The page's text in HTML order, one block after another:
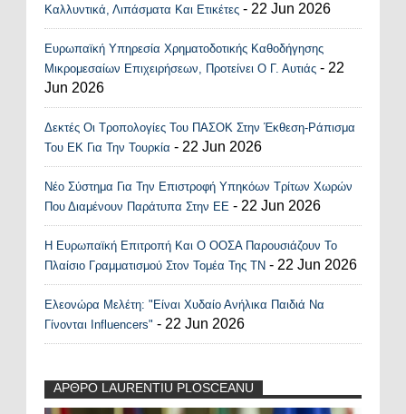
Καλλυντικά, Λιπάσματα Και Ετικέτες - 22 Jun 2026
Ευρωπαϊκή Υπηρεσία Χρηματοδοτικής Καθοδήγησης
Μικρομεσαίων Επιχειρήσεων, Προτείνει Ο Γ. Αυτιάς - 22
Jun 2026
Δεκτές Οι Τροπολογίες Του ΠΑΣΟΚ Στην Έκθεση-Ράπισμα
Του ΕΚ Για Την Τουρκία - 22 Jun 2026
Νέο Σύστημα Για Την Επιστροφή Υπηκόων Τρίτων Χωρών
Που Διαμένουν Παράτυπα Στην ΕΕ - 22 Jun 2026
Η Ευρωπαϊκή Επιτροπή Και Ο ΟΟΣΑ Παρουσιάζουν Το
Πλαίσιο Γραμματισμού Στον Τομέα Της ΤΝ - 22 Jun 2026
Ελεονώρα Μελέτη: "Είναι Χυδαίο Ανήλικα Παιδιά Να
Γίνονται Influencers" - 22 Jun 2026
ΑΡΘΡΟ LAURENTIU PLOSCEANU